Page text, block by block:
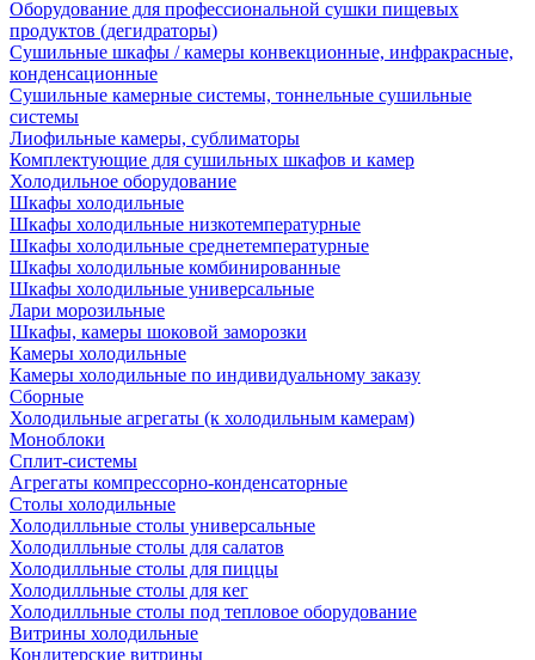
Оборудование для профессиональной сушки пищевых
продуктов (дегидраторы)
Сушильные шкафы / камеры конвекционные, инфракрасные,
конденсационные
Сушильные камерные системы, тоннельные сушильные
системы
Лиофильные камеры, сублиматоры
Комплектующие для сушильных шкафов и камер
Холодильное оборудование
Шкафы холодильные
Шкафы холодильные низкотемпературные
Шкафы холодильные среднетемпературные
Шкафы холодильные комбинированные
Шкафы холодильные универсальные
Лари морозильные
Шкафы, камеры шоковой заморозки
Камеры холодильные
Камеры холодильные по индивидуальному заказу
Сборные
Холодильные агрегаты (к холодильным камерам)
Моноблоки
Сплит-системы
Агрегаты компрессорно-конденсаторные
Столы холодильные
Холодилльные столы универсальные
Холодилльные столы для салатов
Холодилльные столы для пиццы
Холодилльные столы для кег
Холодилльные столы под тепловое оборудование
Витрины холодильные
Кондитерские витрины